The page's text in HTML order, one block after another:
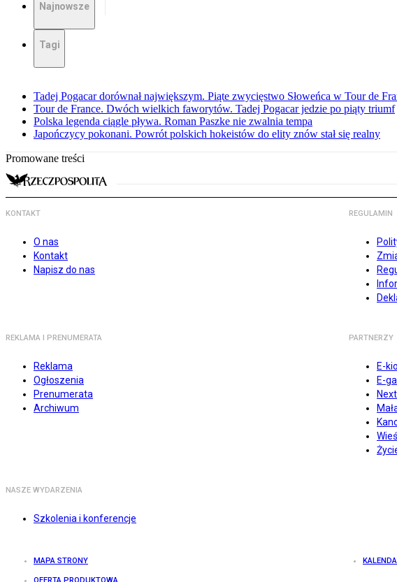
Najnowsze
Tagi
Tadej Pogacar dorównał największym. Piąte zwycięstwo Słoweńca w Tour de
Tour de France. Dwóch wielkich faworytów. Tadej Pogacar jedzie po piąty triumf
Polska legenda ciągle pływa. Roman Paszke nie zwalnia tempa
Japończycy pokonani. Powrót polskich hokeistów do elity znów stał się realny
Promowane treści
KONTAKT
O nas
Kontakt
Napisz do nas
REGULAMIN
REKLAMA I PRENUMERATA
Reklama
Ogłoszenia
Prenumerata
Archiwum
PARTNERZY
E-
E-
NASZE WYDARZENIA
Szkolenia i konferencje
MAPA STRONY